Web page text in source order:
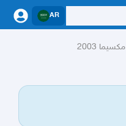
AR
مكسيما 2003